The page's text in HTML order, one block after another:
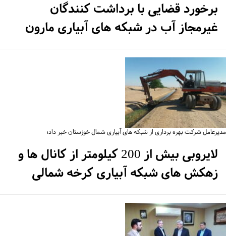
برخورد قضایی با برداشت کنندگان
غیرمجاز آب در شبکه های آبیاری مارون
شرکت بهره برداری از شبکه های آبیاری شمال خوزستان خبر داد؛
لایروبی بیش از 200 کیلومتر از کانال ها و
زهکش های شبکه آبیاری کرخه شمالی